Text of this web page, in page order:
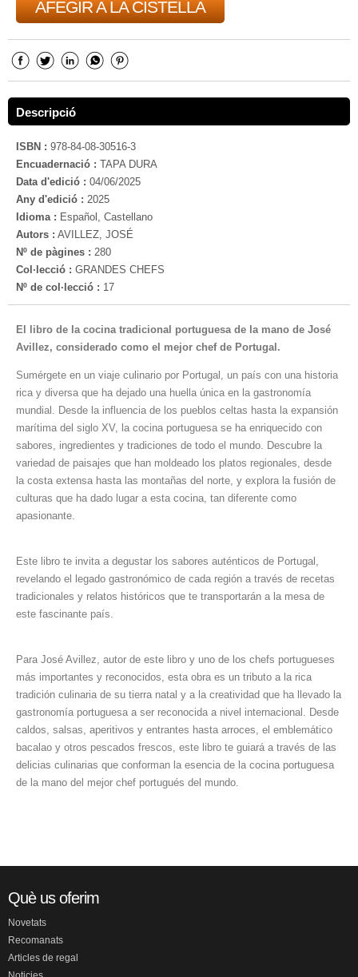
AFEGIR A LA CISTELLA
Descripció
ISBN : 978-84-08-30516-3
Encuadernació : TAPA DURA
Data d'edició : 04/06/2025
Any d'edició : 2025
Idioma : Español, Castellano
Autors : AVILLEZ, JOSÉ
Nº de pàgines : 280
Col·lecció : GRANDES CHEFS
Nº de col·lecció : 17
El libro de la cocina tradicional portuguesa de la mano de José
Avillez, considerado como el mejor chef de Portugal.
Sumérgete en un viaje culinario por Portugal, un país con una historia
rica y diversa que ha dejado una huella única en la gastronomía
mundial. Desde la influencia de los pueblos celtas hasta la expansión
marítima del siglo XV, la cocina portuguesa se ha enriquecido con
sabores, ingredientes y tradiciones de todo el mundo. Descubre la
variedad de paisajes que han moldeado los platos regionales, desde
la costa extensa hasta las montañas del norte, y explora la fusión de
culturas que ha dado lugar a esta cocina, tan diferente como
apasionante.
Este libro te invita a degustar los sabores auténticos de Portugal,
revelando el legado gastronómico de cada región a través de recetas
tradicionales y relatos históricos que te transportarán a la mesa de
este fascinante país.
Para José Avillez, autor de este libro y uno de los chefs portugueses
más importantes y reconocidos, esta obra es un tributo a la rica
tradición culinaria de su tierra natal y a la creatividad que ha llevado la
gastronomía portuguesa a ser reconocida a nivel internacional. Desde
caldos, salsas, aperitivos y entrantes hasta arroces, el emblemático
bacalao y otros pescados frescos, este libro te guiará a través de las
delicias culinarias que conforman la esencia de la cocina portuguesa
de la mano del mejor chef portugués del mundo.
Què us oferim
Novetats
Recomanats
Articles de regal